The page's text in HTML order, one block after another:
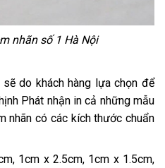
nhãn số 1 Hà Nội
do khách hàng lựa chọn để
Phát nhận in cả những mẫu
nhãn có các kích thước chuẩn
1cm x 2.5cm, 1cm x 1.5cm,